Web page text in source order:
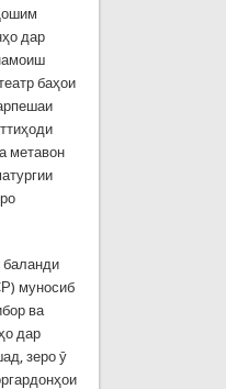
дар
баҳои
метавон
муносиб
ва
дар
зеро ӯ